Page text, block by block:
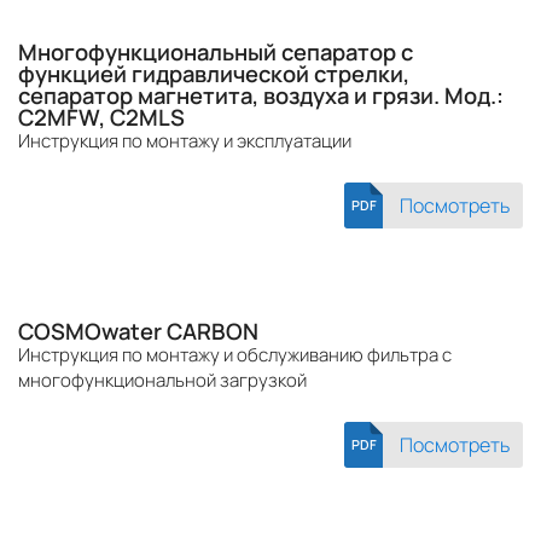
Многофункциональный сепаратор с
функцией гидравлической стрелки,
сепаратор магнетита, воздуха и грязи. Мод.:
C2MFW, C2MLS
Инструкция по монтажу и эксплуатации
PDF Посмотреть
COSMOwater CARBON
Инструкция по монтажу и обслуживанию фильтра с
многофункциональной загрузкой
PDF Посмотреть